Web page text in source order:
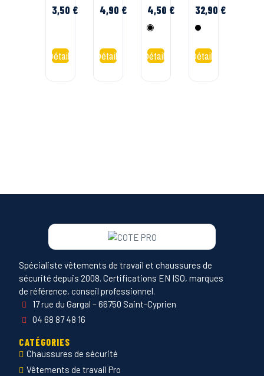
3,50 €
Portwest
4,90 €
Transparent
4,50 €
Noir Transparent
32,90 €
Noir
Spécialiste vêtements de travail et chaussures de
sécurité depuis 2008. Certifications EN ISO, marques
de référence, conseil professionnel.
17 rue du Gargal – 66750 Saint-Cyprien
04 68 87 48 16
CATÉGORIES
Chaussures de sécurité
Vêtements de travail Pro